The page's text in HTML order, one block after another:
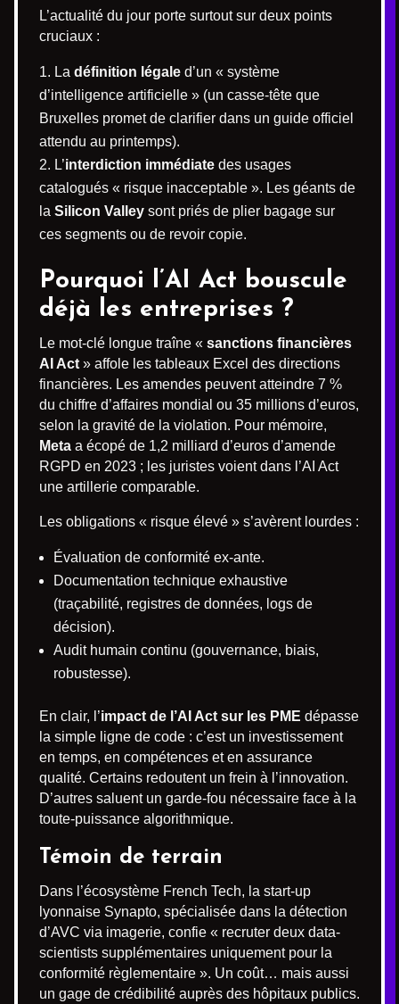
L’actualité du jour porte surtout sur deux points
cruciaux :
La définition légale d’un « système
d’intelligence artificielle » (un casse-tête que
Bruxelles promet de clarifier dans un guide officiel
attendu au printemps).
L’interdiction immédiate des usages
catalogués « risque inacceptable ». Les géants de
la Silicon Valley sont priés de plier bagage sur
ces segments ou de revoir copie.
Pourquoi l’AI Act bouscule
déjà les entreprises ?
Le mot-clé longue traîne « sanctions financières
AI Act » affole les tableaux Excel des directions
financières. Les amendes peuvent atteindre 7 %
du chiffre d’affaires mondial ou 35 millions d’euros,
selon la gravité de la violation. Pour mémoire,
Meta a écopé de 1,2 milliard d’euros d’amende
RGPD en 2023 ; les juristes voient dans l’AI Act
une artillerie comparable.
Les obligations « risque élevé » s’avèrent lourdes :
Évaluation de conformité ex-ante.
Documentation technique exhaustive
(traçabilité, registres de données, logs de
décision).
Audit humain continu (gouvernance, biais,
robustesse).
En clair, l’impact de l’AI Act sur les PME dépasse
la simple ligne de code : c’est un investissement
en temps, en compétences et en assurance
qualité. Certains redoutent un frein à l’innovation.
D’autres saluent un garde-fou nécessaire face à la
toute-puissance algorithmique.
Témoin de terrain
Dans l’écosystème French Tech, la start-up
lyonnaise Synapto, spécialisée dans la détection
d’AVC via imagerie, confie « recruter deux data-
scientists supplémentaires uniquement pour la
conformité règlementaire ». Un coût… mais aussi
un gage de crédibilité auprès des hôpitaux publics.